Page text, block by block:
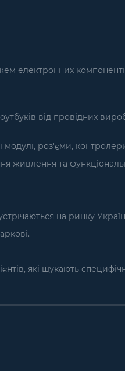
електронних
від провідних
модулі, роз'єми,
живлення та
на ринку
які шукають